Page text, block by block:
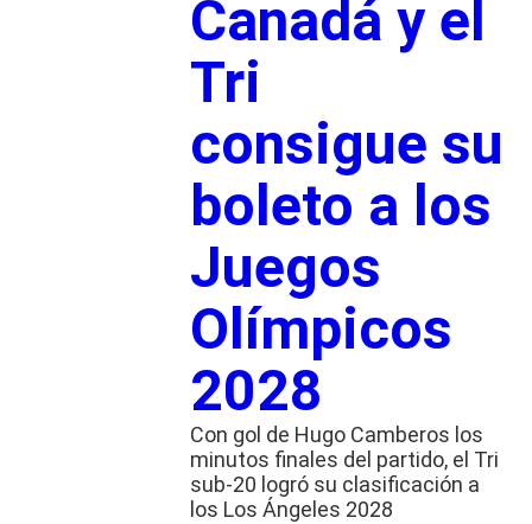
Canadá y el
Tri
consigue su
boleto a los
Juegos
Olímpicos
2028
Con gol de Hugo Camberos los
minutos finales del partido, el Tri
sub-20 logró su clasificación a
los Los Ángeles 2028